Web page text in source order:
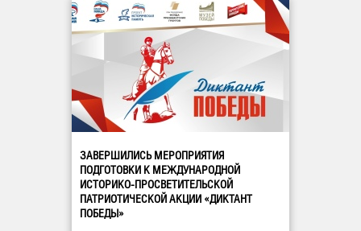
ЗАВЕРШИЛИСЬ МЕРОПРИЯТИЯ
ПОДГОТОВКИ К МЕЖДУНАРОДНОЙ
ИСТОРИКО-ПРОСВЕТИТЕЛЬСКОЙ
ПАТРИОТИЧЕСКОЙ АКЦИИ «ДИКТАНТ
ПОБЕДЫ»